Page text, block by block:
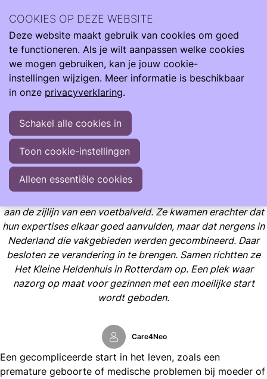
om je te ondersteunen als je kind te vroeg, te licht en ziek
geboren wordt.
Opgroeien
Nazorg op maat voor gezinnen met een moeilijke start
Nazorg op maat voor gezinnen met een moeilijke start
Door Angelique Haringsma (Het Kleine Heldenhuis)
Door Angelique Haringsma (Het Kleine Heldenhuis)
Kinderarts en neonatoloog Angelique Haringsma en
aan de zijlijn van een voetbalveld. Ze kwamen erachter dat
hun expertises elkaar goed aanvulden, maar dat nergens in
Nederland die vakgebieden werden gecombineerd. Daar
besloten ze verandering in te brengen. Samen richtten ze
Het Kleine Heldenhuis in Rotterdam op. Een plek waar
nazorg op maat voor gezinnen met een moeilijke start
wordt geboden.
Care4Neo
Een gecompliceerde start in het leven, zoals een
premature geboorte of medische problemen bij moeder of
COOKIES OP DEZE WEBSITE
Deze website maakt gebruik van cookies om goed
te functioneren. Als je wilt aanpassen welke cookies
we mogen gebruiken, kan je jouw cookie-
instellingen wijzigen. Meer informatie is beschikbaar
in onze privacyverklaring.
Schakel alle cookies in
Toon cookie-instellingen
Alleen essentiële cookies